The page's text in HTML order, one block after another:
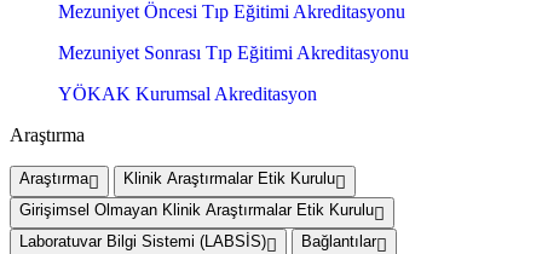
Mezuniyet Öncesi Tıp Eğitimi Akreditasyonu
Mezuniyet Sonrası Tıp Eğitimi Akreditasyonu
YÖKAK Kurumsal Akreditasyon
Araştırma
Araştırma
Klinik Araştırmalar Etik Kurulu
Girişimsel Olmayan Klinik Araştırmalar Etik Kurulu
Laboratuvar Bilgi Sistemi (LABSİS)
Bağlantılar